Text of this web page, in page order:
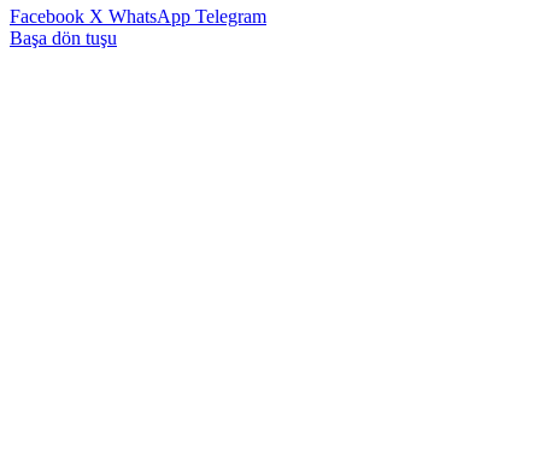
Facebook X WhatsApp Telegram
Başa dön tuşu